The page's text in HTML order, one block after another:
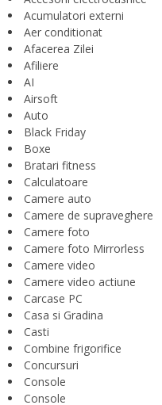
Acumulatori externi
Aer conditionat
Afacerea Zilei
Afiliere
AI
Airsoft
Auto
Black Friday
Boxe
Bratari fitness
Calculatoare
Camere auto
Camere de supraveghere
Camere foto
Camere foto Mirrorless
Camere video
Camere video actiune
Carcase PC
Casa si Gradina
Casti
Combine frigorifice
Concursuri
Console
Console